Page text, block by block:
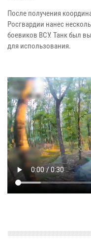
После получения
Росгвардии нанес
боевиков ВСУ. Танк был
для использования.